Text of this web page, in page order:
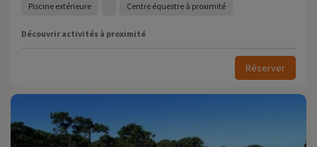
Piscine extérieure Centre équestre à proximité
Découvrir activités à proximité
Réserver